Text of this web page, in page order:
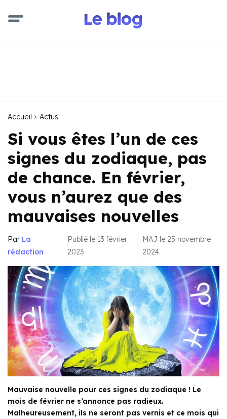
Accueil Actus
Si vous êtes l’un de ces
signes du zodiaque, pas
de chance. En février,
vous n’aurez que des
mauvaises nouvelles
Par La
rédaction
Publié le 13 février
2023
MAJ le 25 novembre
2024
Mauvaise nouvelle pour ces signes du zodiaque ! Le
mois de février ne s’annonce pas radieux.
Malheureusement, ils ne seront pas vernis et ce mois qui